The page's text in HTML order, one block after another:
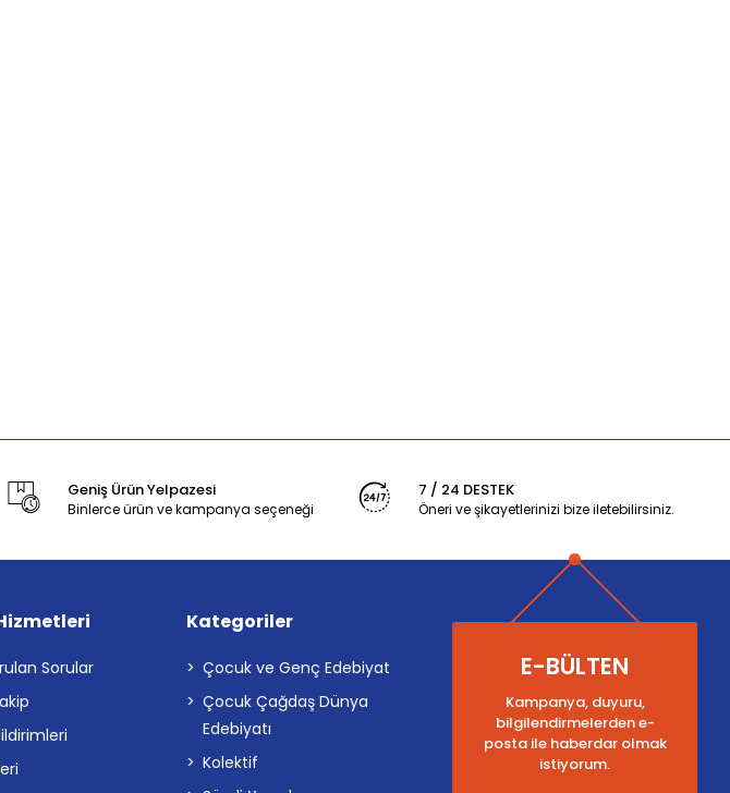
Geniş Ürün Yelpazesi
Binlerce ürün ve kampanya seçeneği
7 / 24 DESTEK
Öneri ve şikayetlerinizi bize iletebilirsiniz.
Sorular
Kategoriler
Çocuk ve Genç Edebiyat
Çocuk Çağdaş Dünya
Edebiyatı
Kolektif
E-BÜLTEN
Kampanya, duyuru,
bilgilendirmelerden e-
posta ile haberdar olmak
istiyorum.